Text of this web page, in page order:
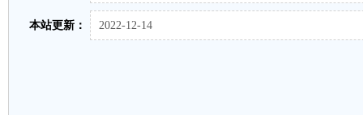
本站更新： 2022-12-14